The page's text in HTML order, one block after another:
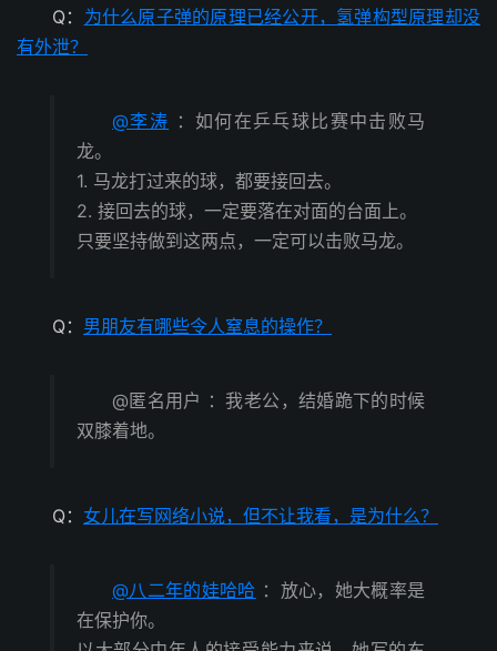
Q： 为什么原子弹的原理已经公开，氢弹构型原理却没
有外泄？
@李涛 ：如何在乒乓球比赛中击败马
龙。
1. 马龙打过来的球，都要接回去。
2. 接回去的球，一定要落在对面的台面上。
只要坚持做到这两点，一定可以击败马龙。
Q： 男朋友有哪些令人窒息的操作？
@匿名用户 ：我老公，结婚跪下的时候
双膝着地。
Q： 女儿在写网络小说，但不让我看，是为什么？
@八二年的娃哈哈 ：放心，她大概率是
在保护你。